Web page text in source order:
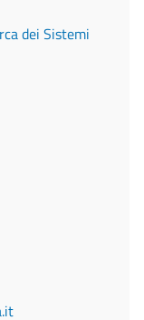
dei Sistemi